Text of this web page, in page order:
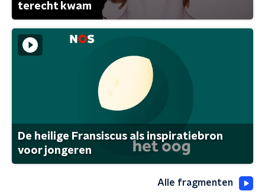
terecht kwam
De heilige Fransiscus als inspiratiebron
voor jongeren
Alle fragmenten